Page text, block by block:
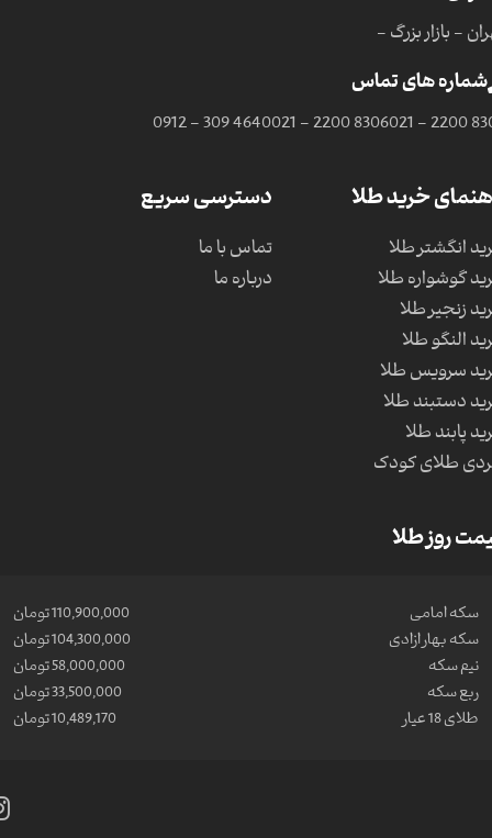
- بازار بزرگ -
شماره های تماس
021 - 2200
021 - 2200 8306
0912 - 309 4640
خرید طلا
انگشتر طلا
گوشواره طلا
زنجیر طلا
النگو طلا
سرویس طلا
دستبند طلا
پابند طلا
طلای کودک
دسترسی سریع
تماس با ما
درباره ما
روز طلا
سکه امامی
110,900,000 تومان
سکه بهار ازادی
104,300,000 تومان
نیم سکه
58,000,000 تومان
ربع سکه
33,500,000 تومان
طلای 18 عیار
10,489,170 تومان